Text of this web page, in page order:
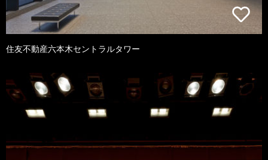
住友不動産六本木セントラルタワー